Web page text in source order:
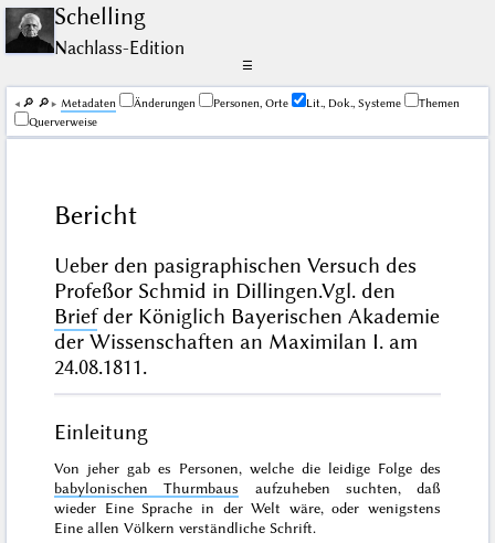
Schelling
Nachlass-Edition
☰
🔎︎ 🔎︎ Me­ta­da­ten Änderungen Personen, Orte Lit., Dok., Systeme
Themen
Querverweise
Bericht
Ueber den pasigraphischen Versuch des
Profeßor Schmid in Dillingen.Vgl. den
Briefder Königlich Bayerischen Akademie
der Wissenschaften an Maximilan I. am
24.08.1811.
Einleitung
Von jeher gab es Personen, welche die leidige Folge des
babylonischen Thurmbaus aufzuheben suchten, daß
wieder Eine Sprache in der Welt wäre, oder wenigstens
Eine allen Völkern verständliche Schrift.